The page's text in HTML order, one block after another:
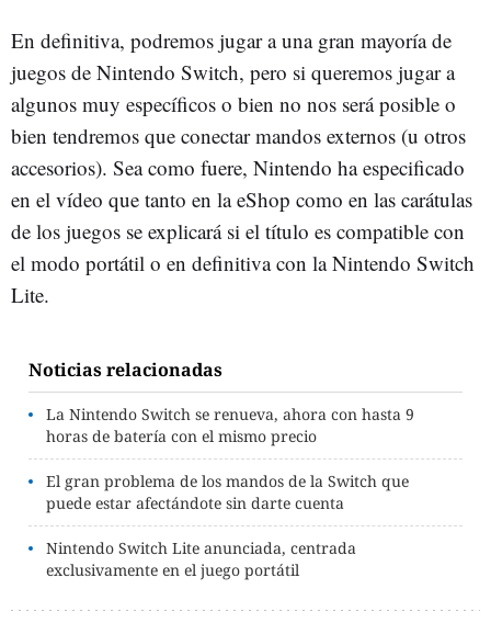
En definitiva, podremos jugar a una gran mayoría de
juegos de Nintendo Switch, pero si queremos jugar a
algunos muy específicos o bien no nos será posible o
bien tendremos que conectar mandos externos (u otros
accesorios). Sea como fuere, Nintendo ha especificado
en el vídeo que tanto en la eShop como en las carátulas
de los juegos se explicará si el título es compatible con
el modo portátil o en definitiva con la Nintendo Switch
Lite.
Noticias relacionadas
La Nintendo Switch se renueva, ahora con hasta 9
horas de batería con el mismo precio
El gran problema de los mandos de la Switch que
puede estar afectándote sin darte cuenta
Nintendo Switch Lite anunciada, centrada
exclusivamente en el juego portátil